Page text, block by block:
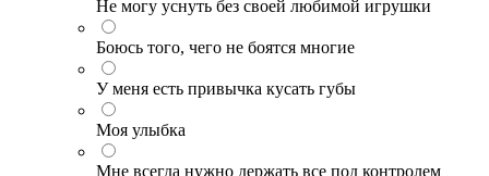
Не могу уснуть без своей любимой игрушки
Боюсь того, чего не боятся многие
У меня есть привычка кусать губы
Моя улыбка
Мне всегда нужно держать все под контролем